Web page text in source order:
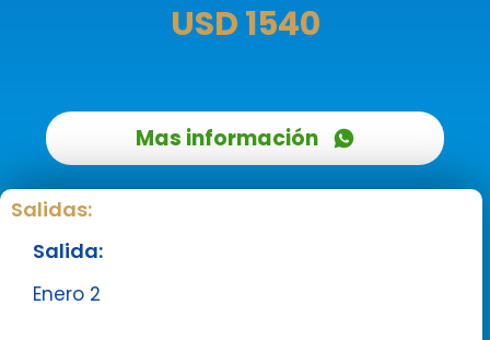
USD 1540
Mas información
Salidas:
Salida:
Enero 2